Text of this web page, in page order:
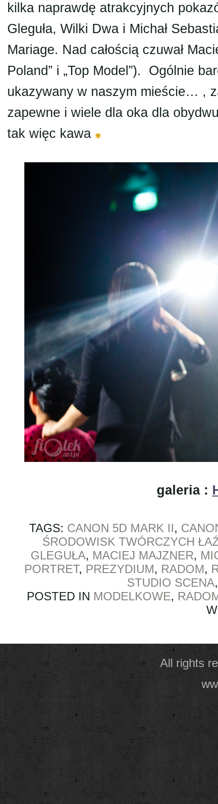
kilka naprawdę atrakcyjnych
Gleguła, Wilki Dwa i Michał
Mariage. Nad całością czuwał
Poland” i „Top Model”). Ogólnie
ukazywany w naszym mieście… ,
zapewne i wiele dla oka dla
tak więc kawa
galeria :
TAGS: CANON 5D MARK II,
ŚRODOWISK TWÓRCZYCH
GLEGUŁA, MACIEJ MAJZNER,
PORTRET, PREZYDIUM, RADOM,
STUDIO SCENA
POSTED IN MODELKOWE,
All rights